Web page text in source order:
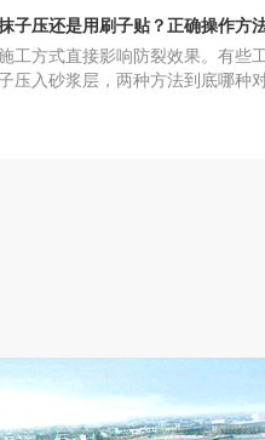
子压还是用刷子贴？正确操作方
工方式直接影响防裂效果。有些
压入砂浆层，两种方法到底哪种